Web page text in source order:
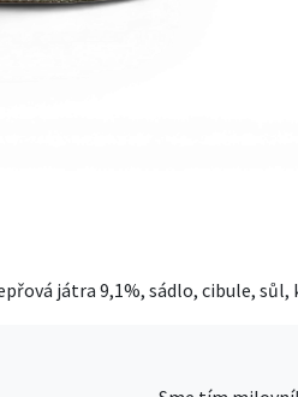
játra 9,1%, sádlo, cibule, sůl,